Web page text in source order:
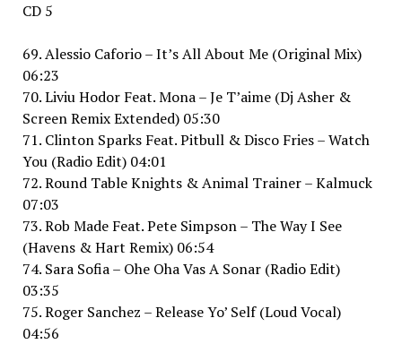
CD 5
69. Alessio Caforio – It’s All About Me (Original Mix)
06:23
70. Liviu Hodor Feat. Mona – Je T’aime (Dj Asher &
Screen Remix Extended) 05:30
71. Clinton Sparks Feat. Pitbull & Disco Fries – Watch
You (Radio Edit) 04:01
72. Round Table Knights & Animal Trainer – Kalmuck
07:03
73. Rob Made Feat. Pete Simpson – The Way I See
(Havens & Hart Remix) 06:54
74. Sara Sofia – Ohe Oha Vas A Sonar (Radio Edit)
03:35
75. Roger Sanchez – Release Yo’ Self (Loud Vocal)
04:56